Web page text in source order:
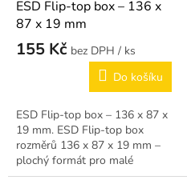
ESD Flip-top box – 136 x
87 x 19 mm
155 Kč
/ ks
Do košíku
ESD Flip-top box – 136 x 87 x
19 mm. ESD Flip-top box
rozměrů 136 x 87 x 19 mm –
plochý formát pro malé
komponenty.